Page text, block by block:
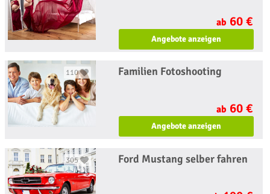
ab 60 €
Angebote anzeigen
110 Familien Fotoshooting
ab 60 €
Angebote anzeigen
305 Ford Mustang selber fahren